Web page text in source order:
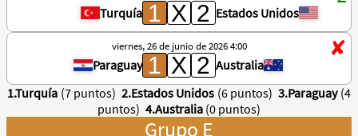
Turquía Estados Unidos
viernes, 26 de junio de 2026 4:00
Paraguay
Australia
1.Turquía (7 puntos) 2.Estados Unidos (6 puntos) 3.Paraguay (4
puntos) 4.Australia (0 puntos)
Grupo E